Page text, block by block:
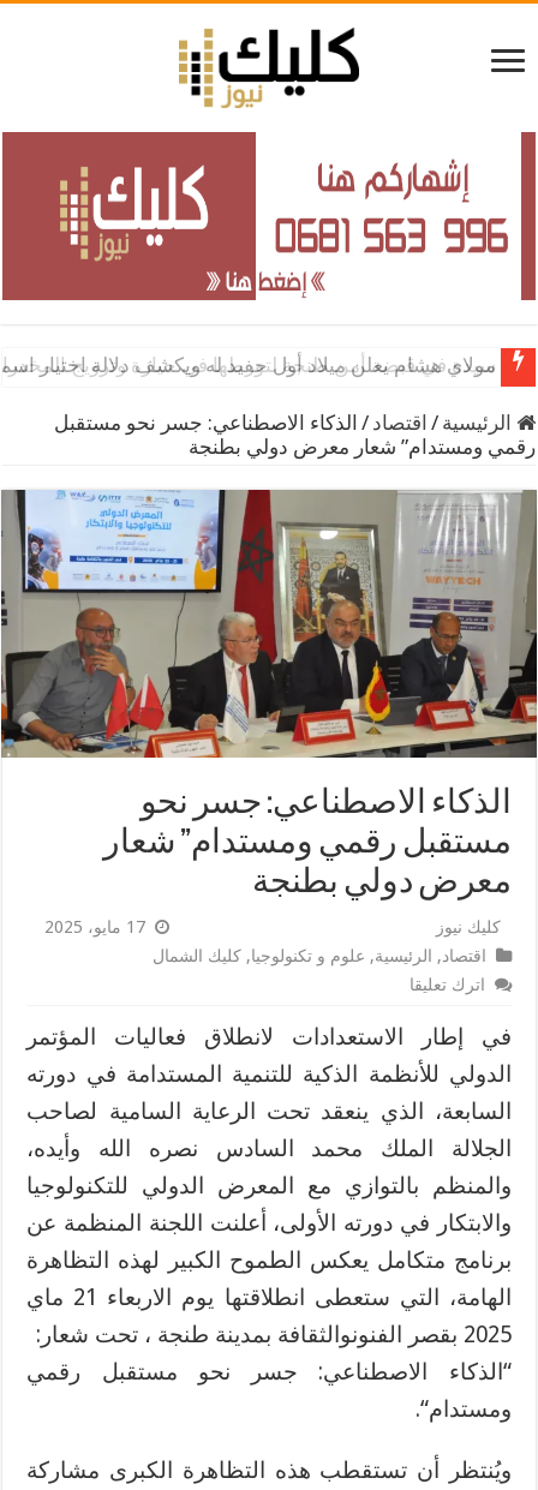
سيدة في قبضة أمن طنجة لتورطها في حيازة وترويج
الرئيسية / اقتصاد / الذكاء الاصطناعي: جسر نحو مستقبل
رقمي ومستدام” شعار معرض دولي بطنجة
الذكاء الاصطناعي: جسر نحو
مستقبل رقمي ومستدام” شعار
معرض دولي بطنجة
كليك نيوز
17 مايو، 2025
اقتصاد, الرئيسية, علوم و تكنولوجيا,كليك الشمال
اترك تعليقا
في إطار الاستعدادات لانطلاق فعاليات المؤتمر
الدولي للأنظمة الذكية للتنمية المستدامة في دورته
السابعة، الذي ينعقد تحت الرعاية السامية لصاحب
الجلالة الملك محمد السادس نصره الله وأيده،
والمنظم بالتوازي مع المعرض الدولي للتكنولوجيا
والابتكار في دورته الأولى، أعلنت اللجنة المنظمة عن
برنامج متكامل يعكس الطموح الكبير لهذه التظاهرة
الهامة، التي ستعطى انطلاقتها يوم الاربعاء
21 ماي
2025 بقصر الفنونوالثقافة بمدينة طنجة ، تحت شعار :
“الذكاء الاصطناعي: جسر نحو مستقبل رقمي
ومستدام“.
ويُنتظر أن تستقطب هذه التظاهرة الكبرى مشاركة